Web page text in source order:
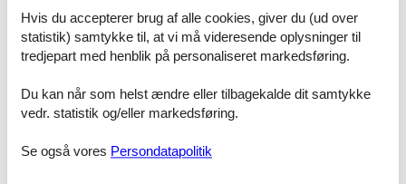
fødevaremarkeder. Få nærmere information hos VisitOdsherred i
Nykøbing Sjælland (28 km).
Parken har 600 eksotiske dyr og tilbyder et trygt og blivende hjem
til dyr, der har været igennem hårde strabadser. Oplev Danmarks
største samling af sydamerikanske aber, fugle og krybdyr fra
Sydamerika, og ude i parken møder I bl.a. kameler, zebraer,
strudse og kænguruer samt de altid populære klappe-geder. Her er
Hvis du accepterer brug af alle cookies, giver du (ud over
statistik) samtykke til, at vi må videresende oplysninger til
tredjepart med henblik på personaliseret markedsføring.
Du kan når som helst ændre eller tilbagekalde dit samtykke
vedr. statistik og/eller markedsføring.
Se også vores Persondatapolitik